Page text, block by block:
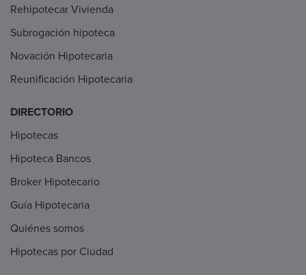
Rehipotecar Vivienda
Subrogación hipoteca
Novación Hipotecaria
Reunificación Hipotecaria
DIRECTORIO
Hipotecas
Hipoteca Bancos
Broker Hipotecario
Guía Hipotecaria
Quiénes somos
Hipotecas por Ciudad